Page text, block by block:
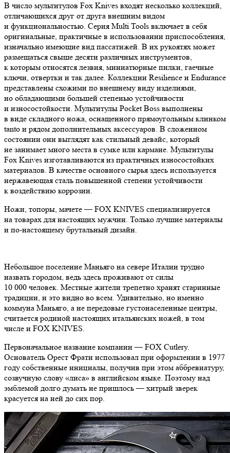
В число мультитулов Fox Knives входят несколько коллекций,
отличающихся друг от друга внешним видом
и функциональностью. Серия Multi Tools включает в себя
оригинальные, практичные в использовании приспособления,
изначально имеющие вид пассатижей. В их рукоятях может
размещаться свыше десяти различных инструментов,
к которым относятся лезвия, миниатюрные пилки, гаечные
ключи, отвертки и так далее. Коллекции Resilience и Endurance
представлены схожими по внешнему виду изделиями,
но обладающими большей степенью устойчивости
и износостойкости. Мультитулы Pocket Boss выполнены
в виде складного ножа, оснащенного прямоугольным клинком
tanto и рядом дополнительных аксессуаров. В сложенном
состоянии они выглядят как стильный девайс, который
не занимает много места в сумке или кармане. Мультитулы
Fox Knives изготавливаются из практичных износостойких
материалов. В качестве основного сырья здесь используется
нержавеющая сталь повышенной степени устойчивости
к воздействию коррозии.
Ножи, топоры, мачете — FOX KNIVES специализируется
на товарах для настоящих мужчин. Только лучшие материалы
и по-настоящему брутальный дизайн.
Небольшое поселение Маньяго на севере Италии трудно
назвать городом, ведь здесь проживают от силы
10 000 человек. Местные жители трепетно хранят старинные
традиции, и это видно во всем. Удивительно, но именно
коммуна Маньяго, а не передовые густонаселенные центры,
считается родиной настоящих итальянских ножей, в том
числе и FOX KNIVES.
Первоначальное название компании — FOX Cutlery.
Основатель Орест Фрати использовал при оформлении в 1977
году собственные инициалы, получив при этом аббревиатуру,
созвучную слову «лиса» в английском языке. Поэтому над
эмблемой долго думать не пришлось — хитрый зверек
красуется на ней до сих пор.